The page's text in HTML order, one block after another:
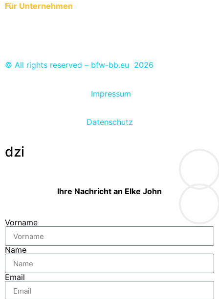
Für Unternehmen
© All rights reserved – bfw-bb.eu 2026
Impressum
Datenschutz
dzi
Ihre Nachricht an Elke John
Vorname
Name
Email